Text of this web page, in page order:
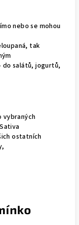
nebo se mohou
tak
do salátů, jogurtů,
vybraných
ostatních